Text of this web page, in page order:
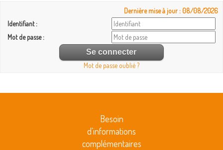
Dernière mise à jour : 08/08/2026
Identifiant :
Mot de passe :
Mot de passe oublié ?
Besoin
d'informations
complémentaires